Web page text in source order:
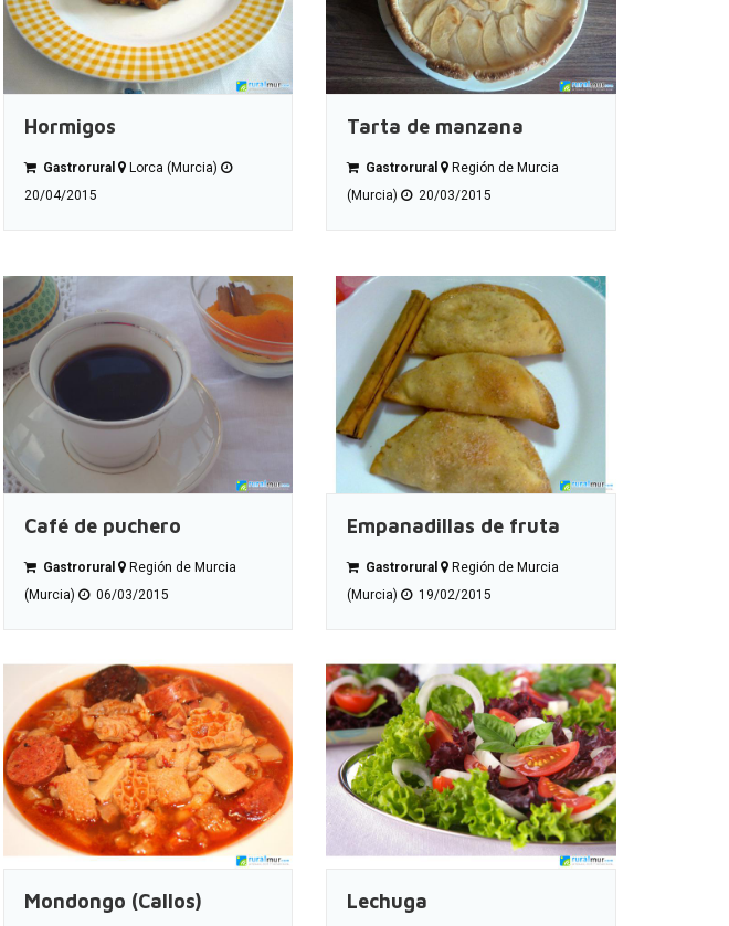
Hormigos
Gastrorural
Lorca (Murcia)
20/04/2015
Tarta de manzana
Gastrorural
Región de Murcia
(Murcia)
20/03/2015
Café de puchero
Gastrorural
Región de Murcia
(Murcia)
06/03/2015
Empanadillas de fruta
Gastrorural
Región de Murcia
(Murcia)
19/02/2015
Mondongo (Callos) Lechuga